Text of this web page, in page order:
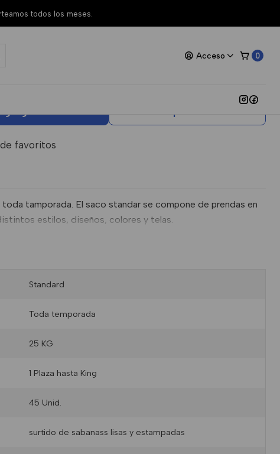
Acceso 0
todos los meses.
Standard Toda
favoritos
toda tamporada. El saco standar se compone de prendas en
estilos, diseños, colores y telas.
Standard
Toda temporada
25 KG
1 Plaza hasta King
45 Unid.
surtido de sabanass lisas y estampadas